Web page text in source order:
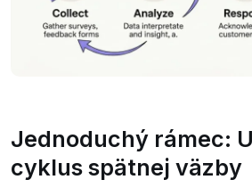
Jednoduchý rámec:
cyklus spätnej väzby